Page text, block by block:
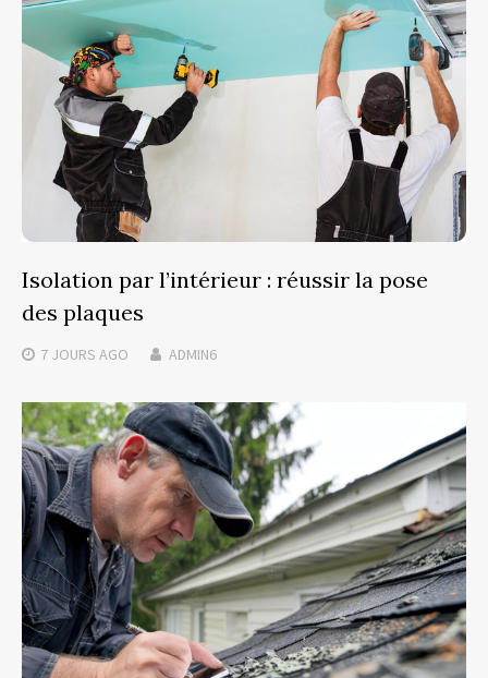
Isolation par l’intérieur : réussir la pose
des plaques
7 JOURS AGO ADMIN6